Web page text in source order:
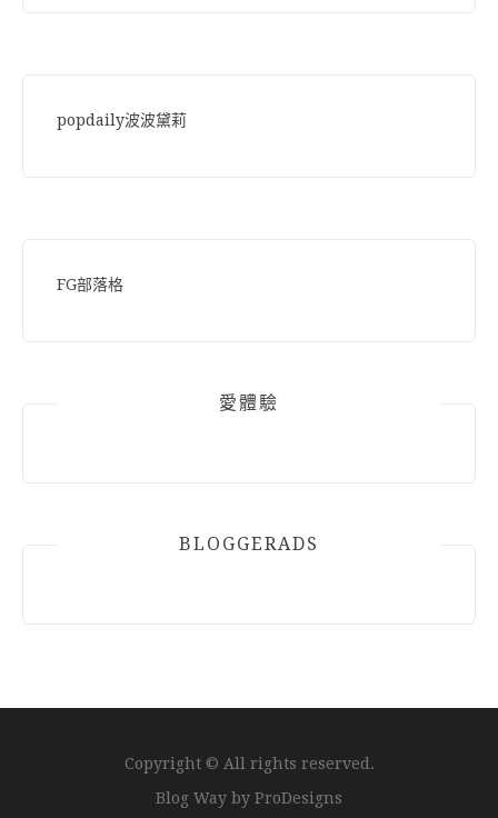
popdaily波波黛莉
FG部落格
愛體驗
BLOGGERADS
Copyright © All rights reserved.
Blog Way by ProDesigns